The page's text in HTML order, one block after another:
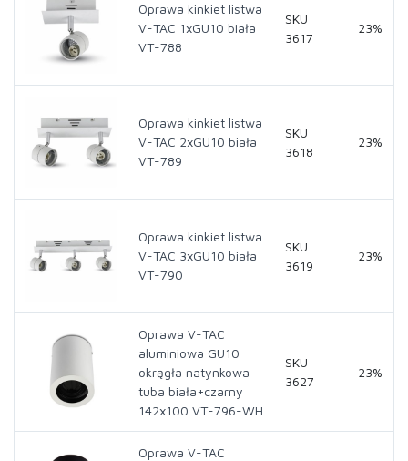
Oprawa kinkiet listwa
V-TAC 1xGU10 biała
VT-788
SKU
3617
23%
Oprawa kinkiet listwa
V-TAC 2xGU10 biała
VT-789
SKU
3618
23%
Oprawa kinkiet listwa
V-TAC 3xGU10 biała
VT-790
SKU
3619
23%
Oprawa V-TAC
aluminiowa GU10
okrągła natynkowa
tuba biała+czarny
142x100 VT-796-WH
SKU
3627
23%
Oprawa V-TAC